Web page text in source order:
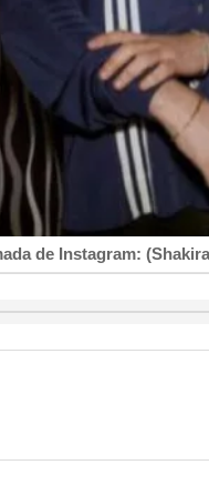
de Instagram: